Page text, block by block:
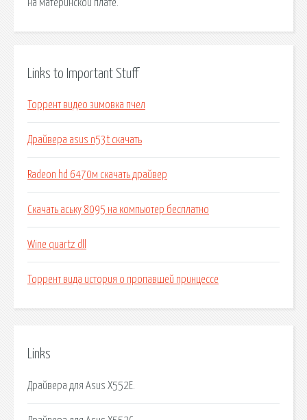
на материнской плате.
Links to Important Stuff
Торрент видео зимовка пчел
Драйвера asus n53t скачать
Radeon hd 6470м скачать драйвер
Скачать аську 8095 на компьютер бесплатно
Wine quartz dll
Торрент вида история о пропавшей принцессе
Links
Драйвера для Asus X552E.